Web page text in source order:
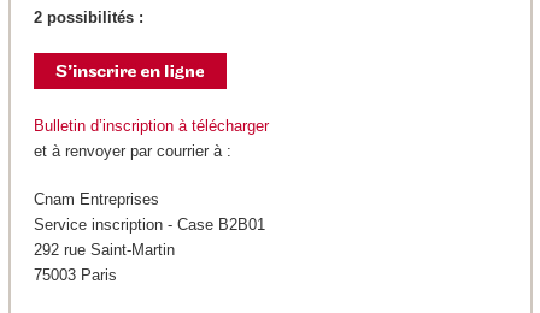
2 possibilités :
Bulletin d’inscription à télécharger
et à renvoyer par courrier à :
Cnam Entreprises
Service inscription - Case B2B01
292 rue Saint-Martin
75003 Paris